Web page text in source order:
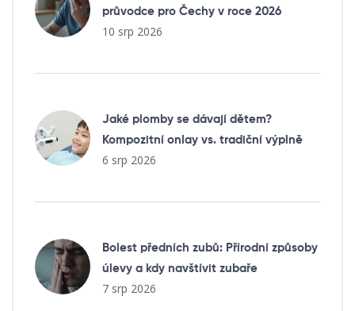
průvodce pro Čechy v roce 2026
10 srp 2026
Jaké plomby se dávají dětem?
Kompozitní onlay vs. tradiční výplně
6 srp 2026
Bolest předních zubů: Přírodní způsoby
úlevy a kdy navštívit zubaře
7 srp 2026